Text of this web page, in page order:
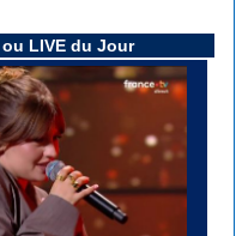
ou LIVE du Jour